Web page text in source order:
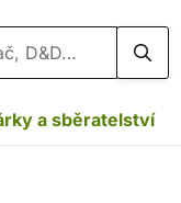
a sběratelství